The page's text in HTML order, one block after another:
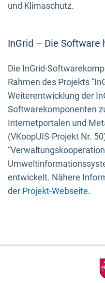
und Klimaschutz.
InGrid – Die Software
Die InGrid-
Rahmen des Projekts
Weiterentwicklung der
Softwarekomponenten
Internetportalen und
(VKoopUIS-Projekt Nr.
“Verwaltungskooperation
entwickelt. Nähere
der Projekt-Webseite.